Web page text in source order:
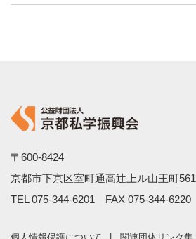
〒600-8424
京都市下京区室町通高辻上ル山王町561
TEL 075-344-6201 FAX 075-344-6220